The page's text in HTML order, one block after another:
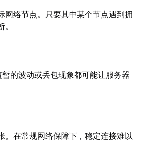
网络节点。只要其中某个节点遇到拥
的波动或丢包现象都可能让服务器
。在常规网络保障下，稳定连接难以